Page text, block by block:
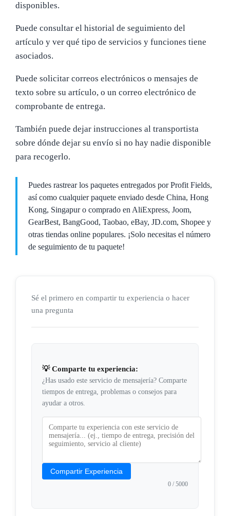
disponibles.
Puede consultar el historial de seguimiento del
artículo y ver qué tipo de servicios y funciones tiene
asociados.
Puede solicitar correos electrónicos o mensajes de
texto sobre su artículo, o un correo electrónico de
comprobante de entrega.
También puede dejar instrucciones al transportista
sobre dónde dejar su envío si no hay nadie disponible
para recogerlo.
Puedes rastrear los paquetes entregados por Profit Fields,
así como cualquier paquete enviado desde China, Hong
Kong, Singapur o comprado en AliExpress, Joom,
GearBest, BangGood, Taobao, eBay, JD.com, Shopee y
otras tiendas online populares. ¡Solo necesitas el número
de seguimiento de tu paquete!
Sé el primero en compartir tu experiencia o hacer
una pregunta
💡 Comparte tu experiencia:
¿Has usado este servicio de mensajería? Comparte
tiempos de entrega, problemas o consejos para
ayudar a otros.
Compartir Experiencia
0 / 5000